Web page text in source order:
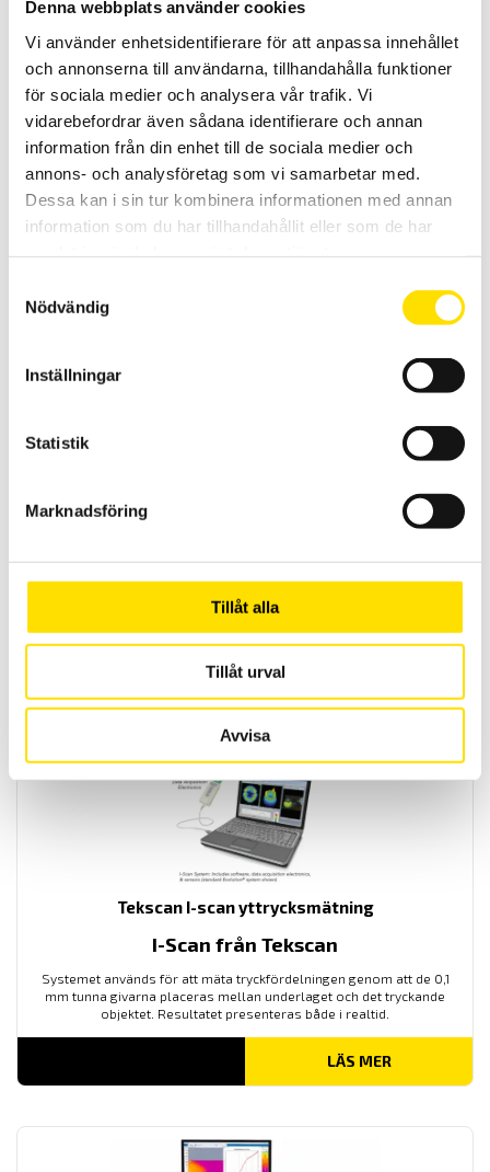
Denna webbplats använder cookies
Vi använder enhetsidentifierare för att anpassa innehållet
och annonserna till användarna, tillhandahålla funktioner
för sociala medier och analysera vår trafik. Vi
vidarebefordrar även sådana identifierare och annan
information från din enhet till de sociala medier och
annons- och analysföretag som vi samarbetar med.
Dessa kan i sin tur kombinera informationen med annan
information som du har tillhandahållit eller som de har
Nödvändig
Inställningar
Statistik
Marknadsföring
Tillåt alla
Tillåt urval
Avvisa
RHD Instruments Comprepouch
Comprepouch från
RHD Instruments
Systemet används för att mäta tryck- och temperaturfördelningen
genom att de 0,1 mm tunna givarna placeras mellan underlaget och
Tekscan I-scan yttryck och temperaturmätning
I-Scan från Tekscan
genom att de 0,1 mm tunna givarna placeras mellan underlaget och
Tekscan I-scan yttrycksmätning
I-Scan från Tekscan
Systemet används för att mäta tryckfördelningen genom att de 0,1
mm tunna givarna placeras mellan underlaget och det tryckande
objektet. Resultatet presenteras både i realtid.
LÄS MER